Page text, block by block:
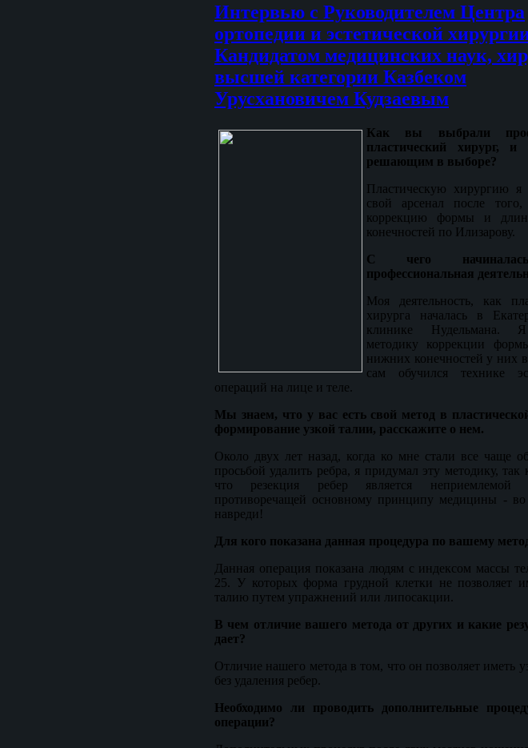
Интервью с Руководителем Центра
ортопедии и эстетической
Кандидатом медицинских наук,
высшей категории Казбеком
Урусхановичем Кудзаевым
Как вы выбрали
пластический хирург, и
решающим в выборе?
Пластическую хирургию
свой арсенал после
коррекцию формы и
конечностей по Илизарову.
С чего
профессиональная
Моя деятельность, как
хирурга началась в
клинике Нудельмана.
методику коррекции
нижних конечностей у них
сам обучился технике
операций на лице и теле.
Мы знаем, что у вас есть свой метод в
формирование узкой талии, расскажите о нем.
Около двух лет назад, когда ко мне стали все чаще
просьбой удалить ребра, я придумал эту методику, так
что резекция ребер является неприемлемой
противоречащей основному принципу медицины -
навреди!
Для кого показана данная процедура по вашему
Данная операция показана людям с индексом массы
25. У которых форма грудной клетки не позволяет
талию путем упражнений или липосакции.
В чем отличие вашего метода от других и какие
дает?
Отличие нашего метода в том, что он позволяет иметь
без удаления ребер.
Необходимо ли проводить дополнительные
операции?